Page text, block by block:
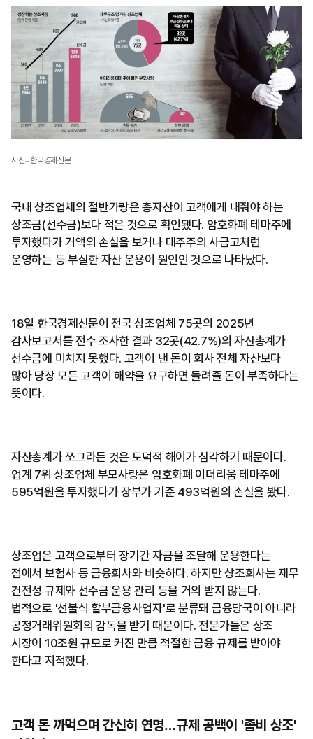
사진=한국경제신문
국내 상조업체의 절반가량은 총자산이 고객에게 내줘야 하는
상조금(선수금)보다 적은 것으로 확인됐다. 암호화폐 테마주에
투자했다가 거액의 손실을 보거나 대주주의 사금고처럼
운영하는 등 부실한 자산 운용이 원인인 것으로 나타났다.
18일 한국경제신문이 전국 상조업체 75곳의 2025년
감사보고서를 전수 조사한 결과 32곳(42.7%)의 자산총계가
선수금에 미치지 못했다. 고객이 낸 돈이 회사 전체 자산보다
많아 당장 모든 고객이 해약을 요구하면 돌려줄 돈이 부족하다는
뜻이다.
자산총계가 쪼그라든 것은 도덕적 해이가 심각하기 때문이다.
업계 7위 상조업체 부모사랑은 암호화폐 이더리움 테마주에
595억원을 투자했다가 장부가 기준 493억원의 손실을 봤다.
상조업은 고객으로부터 장기간 자금을 조달해 운용한다는
점에서 보험사 등 금융회사와 비슷하다. 하지만 상조회사는 재무
건전성 규제와 선수금 운용 관리 등을 거의 받지 않는다.
법적으로 '선불식 할부금융사업자'로 분류돼 금융당국이 아니라
공정거래위원회의 감독을 받기 때문이다. 전문가들은 상조
시장이 10조원 규모로 커진 만큼 적절한 금융 규제를 받아야
한다고 지적했다.
고객 돈 까먹으며 간신히 연명…규제 공백이 '좀비 상조'